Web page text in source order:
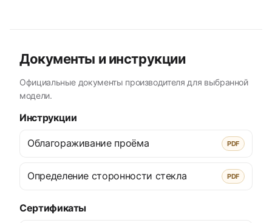
Документы и инструкции
Официальные документы производителя для выбранной
модели.
Инструкции
Облагораживание проёма PDF
Определение сторонности стекла PDF
Сертификаты